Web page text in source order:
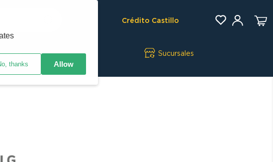
Crédito Castillo
Sucursales
thanks Allow